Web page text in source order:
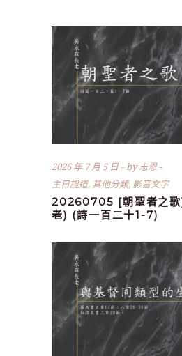
2026 年 7 月 5 日 by志恩
主日證道, 其他分類, 影音文字
20260705 [朝聖者之
老) (詩一百二十1-7)